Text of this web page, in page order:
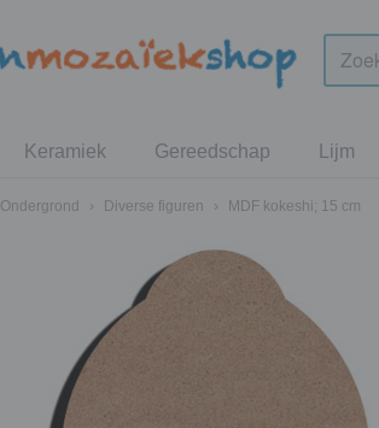
Keramiek Gereedschap Lijm
Ondergrond › Diverse figuren › MDF kokeshi; 15 cm